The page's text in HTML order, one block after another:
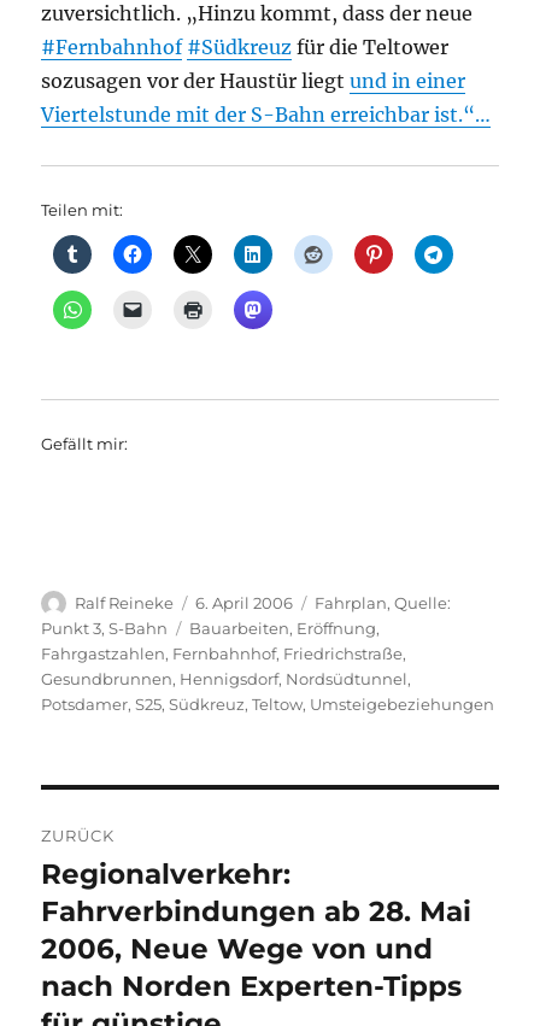
zuversichtlich. „Hinzu kommt, dass der neue
#Fernbahnhof #Südkreuz für die Teltower
sozusagen vor der Haustür liegtund in einer
Viertelstunde mit der S-Bahn erreichbar ist.“…
Teilen mit:
Gefällt mir:
Autor
Ralf Reineke
Veröffentlicht
am
6. April 2006 Kategorien
Fahrplan,Quelle:
Punkt 3,S-Bahn Schlagwörter
Bauarbeiten, Eröffnung,
Fahrgastzahlen, Fernbahnhof, Friedrichstraße,
Gesundbrunnen, Hennigsdorf, Nordsüdtunnel,
Potsdamer,S25,Südkreuz,Teltow, Umsteigebeziehungen
ZURÜCK
Vorheriger
Beitrag:
Regionalverkehr:
Fahrverbindungen ab 28. Mai
2006, Neue Wege von und
nach Norden Experten-Tipps